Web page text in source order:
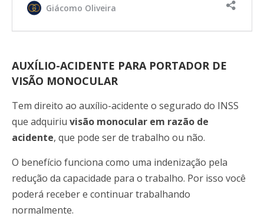
Giácomo Oliveira
AUXÍLIO-ACIDENTE PARA PORTADOR DE
VISÃO MONOCULAR
Tem direito ao auxílio-acidente o segurado do INSS
que adquiriu visão monocular em razão de
acidente, que pode ser de trabalho ou não.
O benefício funciona como uma indenização pela
redução da capacidade para o trabalho. Por isso você
poderá receber e continuar trabalhando
normalmente.